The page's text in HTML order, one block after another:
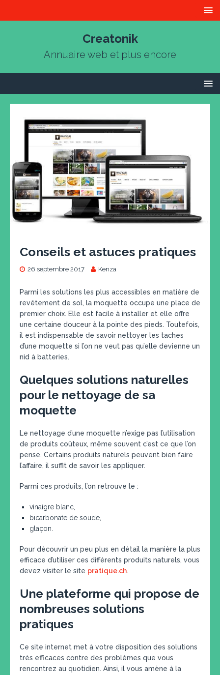
Creatonik
Annuaire web et plus encore
Conseils et astuces pratiques
26 septembre 2017 Kenza
Parmi les solutions les plus accessibles en matière de
revêtement de sol, la moquette occupe une place de
premier choix. Elle est facile à installer et elle offre
une certaine douceur à la pointe des pieds. Toutefois,
il est indispensable de savoir nettoyer les taches
d’une moquette si l’on ne veut pas qu’elle devienne un
nid à batteries.
Quelques solutions naturelles
pour le nettoyage de sa
moquette
Le nettoyage d’une moquette n’exige pas l’utilisation
de produits coûteux, même souvent c’est ce que l’on
pense. Certains produits naturels peuvent bien faire
l’affaire, il suffit de savoir les appliquer.
Parmi ces produits, l’on retrouve le :
vinaigre blanc,
bicarbonate de soude,
glaçon.
Pour découvrir un peu plus en détail la manière la plus
efficace d’utiliser ces différents produits naturels, vous
devez visiter le site pratique.ch.
Une plateforme qui propose de
nombreuses solutions
pratiques
Ce site internet met à votre disposition des solutions
très efficaces contre des problèmes que vous
rencontrez au quotidien. Ainsi, il vous amène à la